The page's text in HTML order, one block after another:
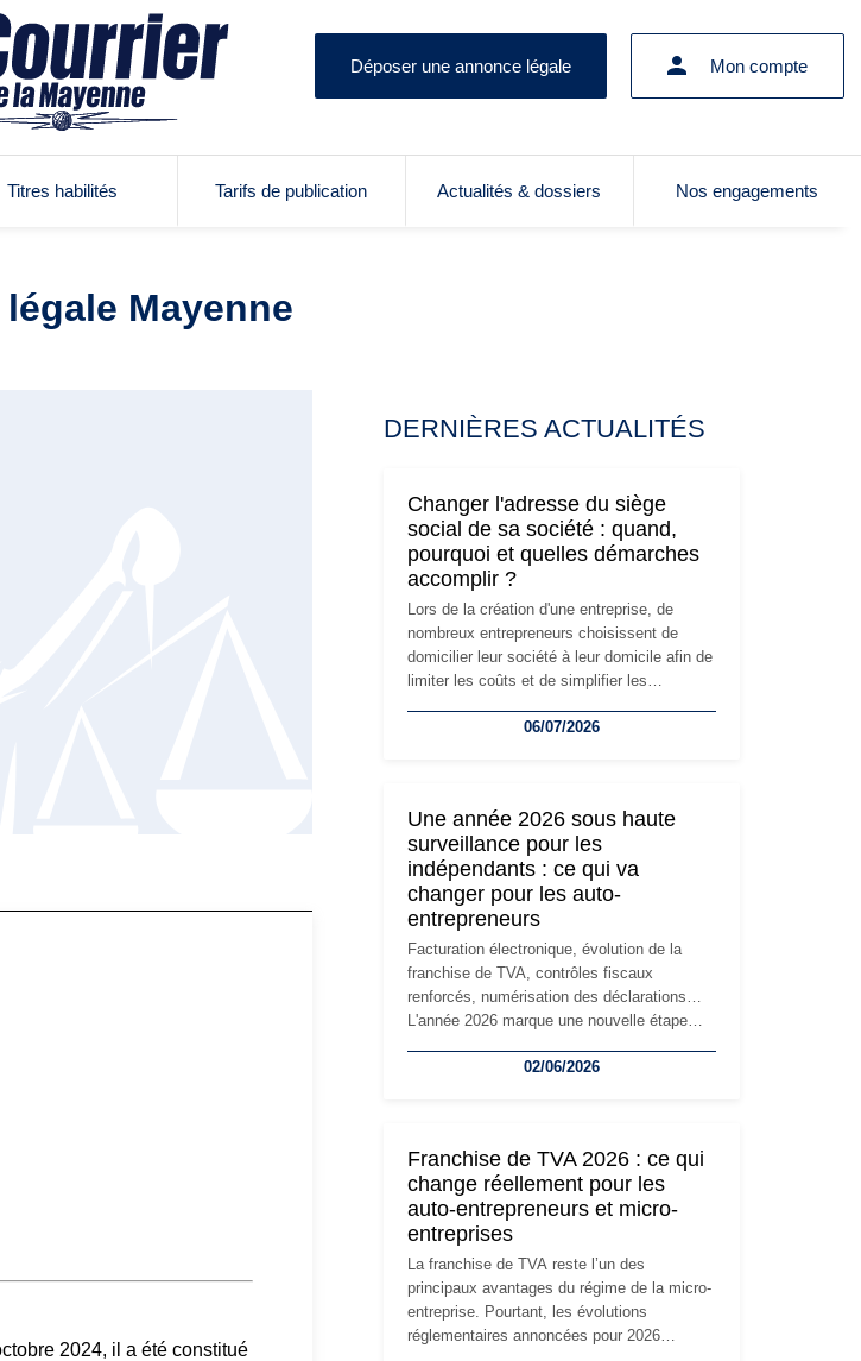
Déposer une annonce légale Mon compte
Titres habilités Tarifs de publication Actualités & dossiers Nos engagements
Mayenne
2024, il a été constitué
DERNIÈRES ACTUALITÉS
Changer l'adresse du siège
social de sa société : quand,
pourquoi et quelles démarches
accomplir ?
Lors de la création d'une entreprise, de
nombreux entrepreneurs choisissent de
domicilier leur société à leur domicile afin de
limiter les coûts et de simplifier les
l'activité, cette solution peut rapidement
siège social répond souvent à une nouvelle
étape de la vie de l'entreprise et implique
plusieurs formalités obligatoires.
06/07/2026
Une année 2026 sous haute
surveillance pour les
indépendants : ce qui va
changer pour les auto-
entrepreneurs
Facturation électronique, évolution de la
franchise de TVA, contrôles fiscaux
renforcés, numérisation des déclarations…
L'année 2026 marque une nouvelle étape
travailleurs indépendants. Si le régime de la
réglementaire plus exigeant. Décryptage des
principaux changements et des précautions
à prendre pour éviter les mauvaises
surprises.
02/06/2026
Franchise de TVA 2026 : ce qui
change réellement pour les
auto-entrepreneurs et micro-
entreprises
La franchise de TVA reste l’un des
principaux avantages du régime de la micro-
entreprise. Pourtant, les évolutions
réglementaires annoncées pour 2026